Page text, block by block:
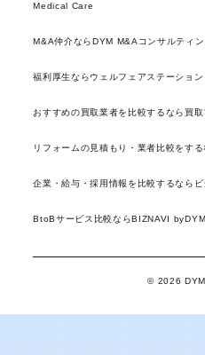
Medical Care
M&A仲介ならDYM M&Aコンサルティン
福利厚生ならウェルフェアステーション
おすすめの買取業者を比較するなら買取
リフォームの見積もり・業者比較をす
企業・給与・採用情報を比較するなら
BtoBサービス比較ならBIZNAVI byDYM
© 2026